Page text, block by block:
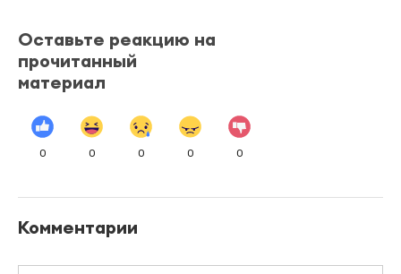
Оставьте реакцию на
прочитанный
материал
0 0 0 0 0
Комментарии